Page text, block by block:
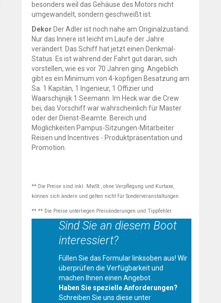
besonders weil das Gehäuse des Motors nicht
umgewandelt, sondern geschweißt ist.
Dekor Der Adler ist noch nahe am Originalzustand.
Nur das Innere ist leicht im Laufe der Jahre
verändert. Das Schiff hat jetzt einen Denkmal-
Status. Es ist während der Fahrt gut daran, sich
vorstellen, wie es vor 70 Jahren ging. Angeblich
gibt es ein Minimum von 4-köpfigen Besatzung am
Sa. 1 Kapitän, 1 Ingenieur, 1 Offizier und
Waarschijnijk 1 Seemann. Im Heck war die Crew
bei, das Vorschiff war wahrscheinlich für Master
oder der Dienst-Beamte. Bereich und
Möglichkeiten Pampus-Sitzungen-Mitarbeiter
Reisen und Incentives - Produktpräsentation und
Promotion.
** Die Preise sind inkl. MwSt., ohne Verpflegung und Kurtaxe,
können sich ändern und gelten nicht für Sonderveranstaltungen.
** ** Die Preise unterliegen Preisänderungen und Tippfehler.
Sind Sie an diesem Boot
interessiert?
Füllen Sie das Formular linksoben aus! Wir
überprüfen die Verfügbarkeit und
machen Ihnen einen Angebot.
Haben Sie spezielle Anforderungen?
Schreiben Sie uns diese unter